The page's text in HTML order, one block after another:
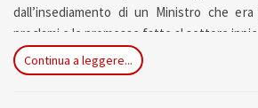
dall’insediamento di un Ministro che
proclami e le promesse fatte al settore
Per adesso a queste è seguito il nulla
Addirittura abbiamo assistito alle dimissioni
Continua a leggere...